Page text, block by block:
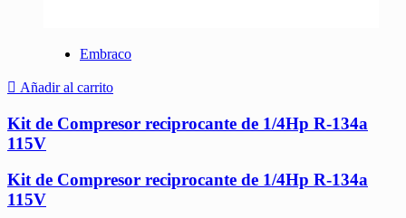
Embraco
Añadir al carrito
Kit de Compresor reciprocante de 1/4Hp R-134a
115V
Kit de Compresor reciprocante de 1/4Hp R-134a
115V